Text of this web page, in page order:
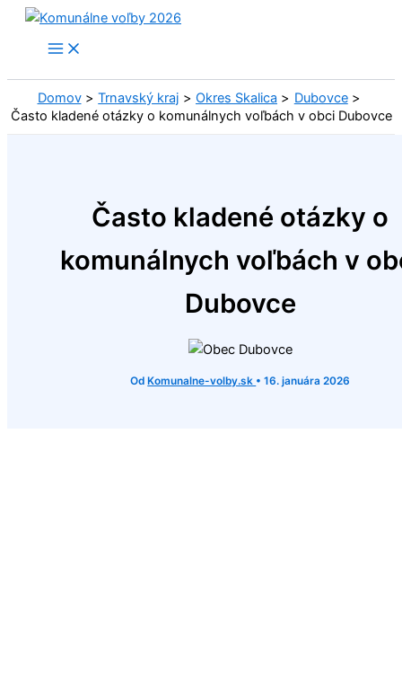
Preskočiť
Domov Trnavský kraj Okres Skalica
Dubovce
Často kladené otázky o komunálnych voľbách v obci Dubovce
Často kladené otázky o
komunálnych voľbách v
Dubovce
Od Komunalne-volby.sk •16. januára 2026